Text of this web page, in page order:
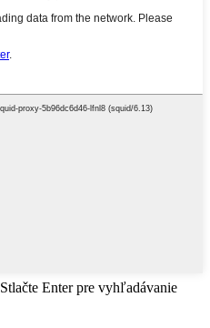
Stlačte Enter pre vyhľadávanie